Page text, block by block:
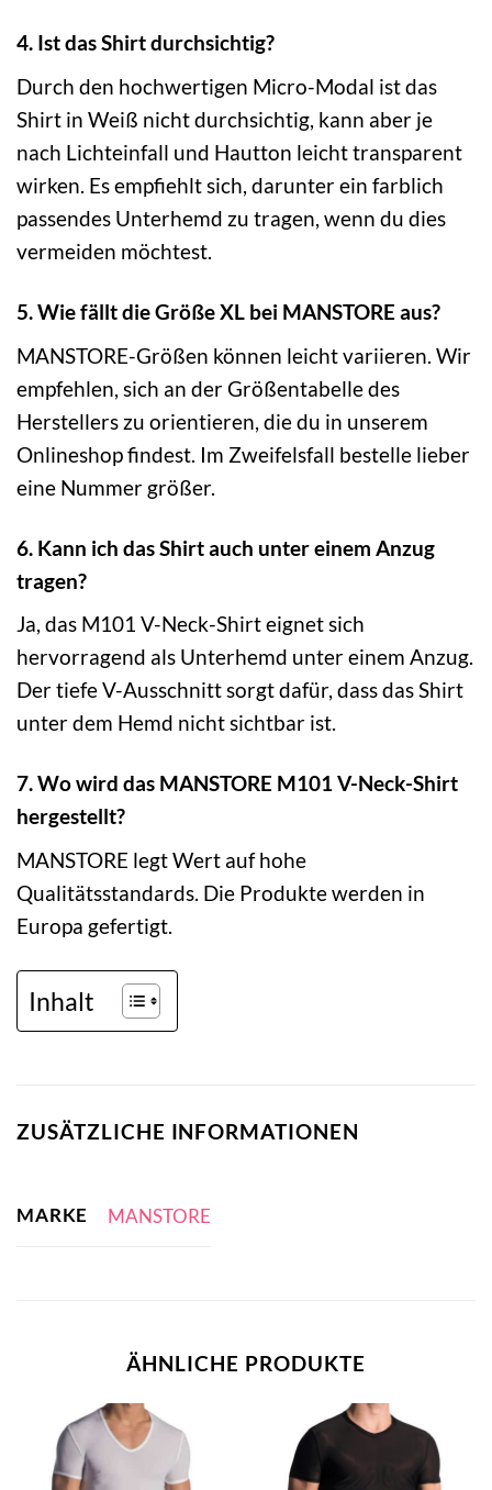
4. Ist das Shirt durchsichtig?
Durch den hochwertigen Micro-Modal ist das
Shirt in Weiß nicht durchsichtig, kann aber je
nach Lichteinfall und Hautton leicht transparent
wirken. Es empfiehlt sich, darunter ein farblich
passendes Unterhemd zu tragen, wenn du dies
vermeiden möchtest.
5. Wie fällt die Größe XL bei MANSTORE aus?
MANSTORE-Größen können leicht variieren. Wir
empfehlen, sich an der Größentabelle des
Herstellers zu orientieren, die du in unserem
Onlineshop findest. Im Zweifelsfall bestelle lieber
eine Nummer größer.
6. Kann ich das Shirt auch unter einem Anzug
tragen?
Ja, das M101 V-Neck-Shirt eignet sich
hervorragend als Unterhemd unter einem Anzug.
Der tiefe V-Ausschnitt sorgt dafür, dass das Shirt
unter dem Hemd nicht sichtbar ist.
7. Wo wird das MANSTORE M101 V-Neck-Shirt
hergestellt?
MANSTORE legt Wert auf hohe
Qualitätsstandards. Die Produkte werden in
Europa gefertigt.
Inhalt
ZUSÄTZLICHE INFORMATIONEN
MARKE MANSTORE
ÄHNLICHE PRODUKTE